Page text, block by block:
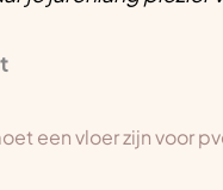
een vloer zijn voor